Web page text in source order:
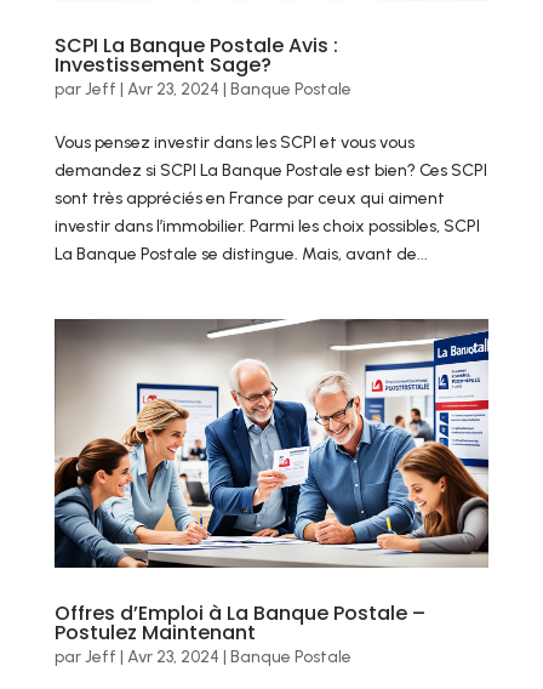
SCPI La Banque Postale Avis :
Investissement Sage?
parJeff | Avr 23, 2024 | Banque Postale
Vous pensez investir dans les SCPI et vous vous
demandez si SCPI La Banque Postale est bien? Ces SCPI
sont très appréciés en France par ceux qui aiment
investir dans l’immobilier. Parmi les choix possibles, SCPI
La Banque Postale se distingue. Mais, avant de...
Offres d’Emploi à La Banque Postale –
Postulez Maintenant
parJeff | Avr 23, 2024 | Banque Postale